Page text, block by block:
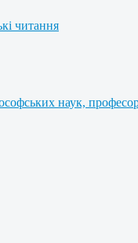
читання
наук,